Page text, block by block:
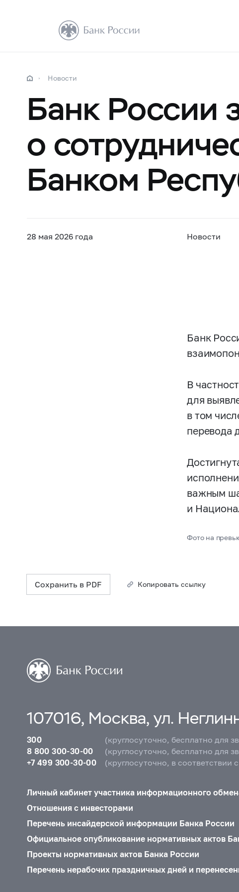
Новости
Банк России
о
Банком
28 мая 2026 года Новости
Банк
В
для
в том
перевода
важным
и
Фото на
Сохранить в PDF Копировать ссылку
107016, Москва, ул.
300
(круглосуточно, бесплатно для
8 800 300-30-00
(круглосуточно, бесплатно для
+7 499 300-30-00
(круглосуточно, в соответствии
Личный кабинет участника информационного
Отношения с инвесторами
Перечень инсайдерской информации Банка России
Официальное опубликование нормативных актов
Проекты нормативных актов Банка России
Перечень нерабочих праздничных дней и